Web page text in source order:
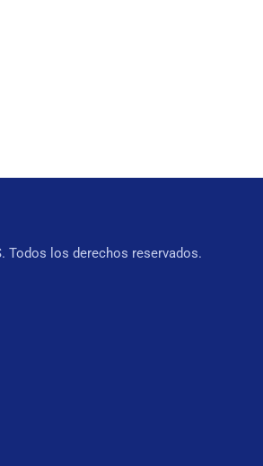
Todos los derechos reservados.